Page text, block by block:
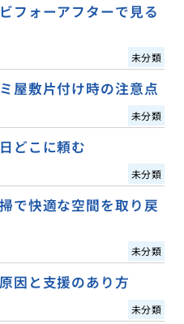
フォーアフターで見る
未分類
屋敷片付け時の注意点
未分類
どこに頼む
未分類
で快適な空間を取り戻
未分類
因と支援のあり方
未分類